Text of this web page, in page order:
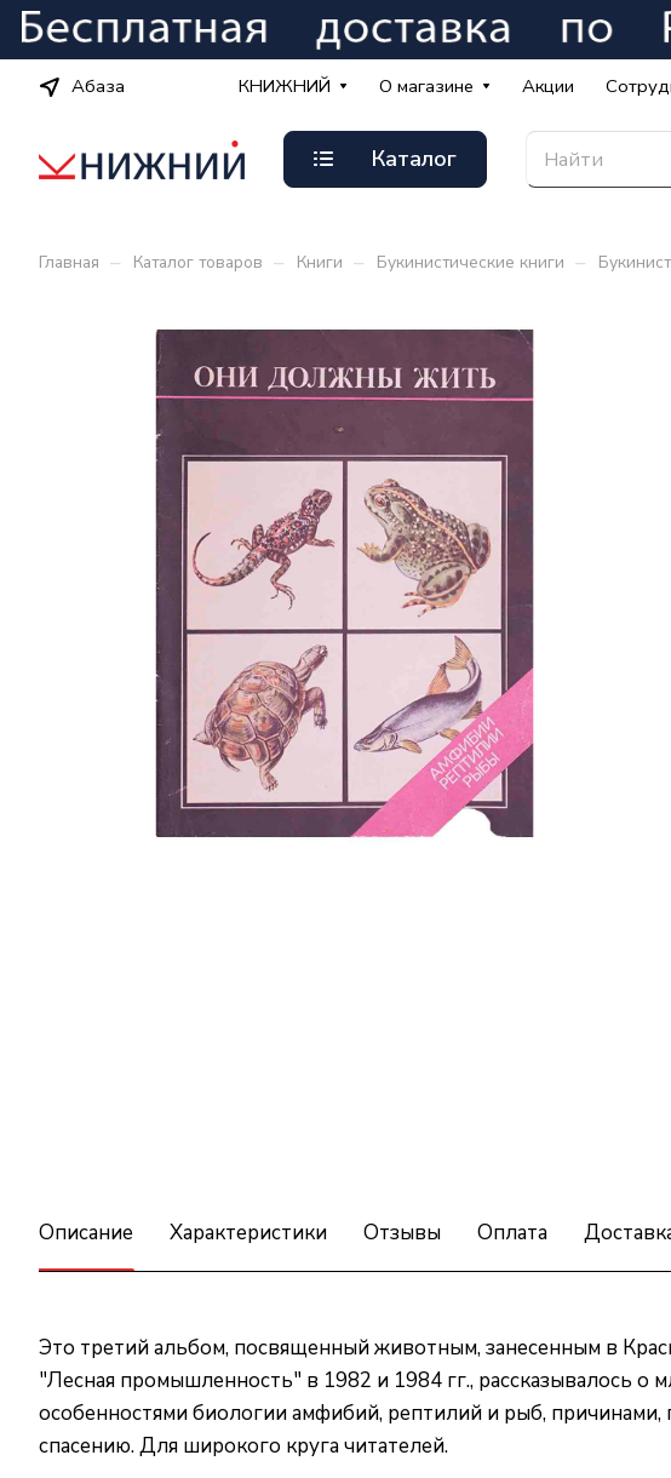
Абаза КНИЖНИЙ О магазине Акции
Каталог
Главная – Каталог товаров – Книги – Букинистические книги –
Описание Характеристики Отзывы Оплата
Это третий альбом, посвященный животным, занесенным в
"Лесная промышленность" в 1982 и 1984 гг., рассказывалось
особенностями биологии амфибий, рептилий и рыб,
спасению. Для широкого круга читателей.